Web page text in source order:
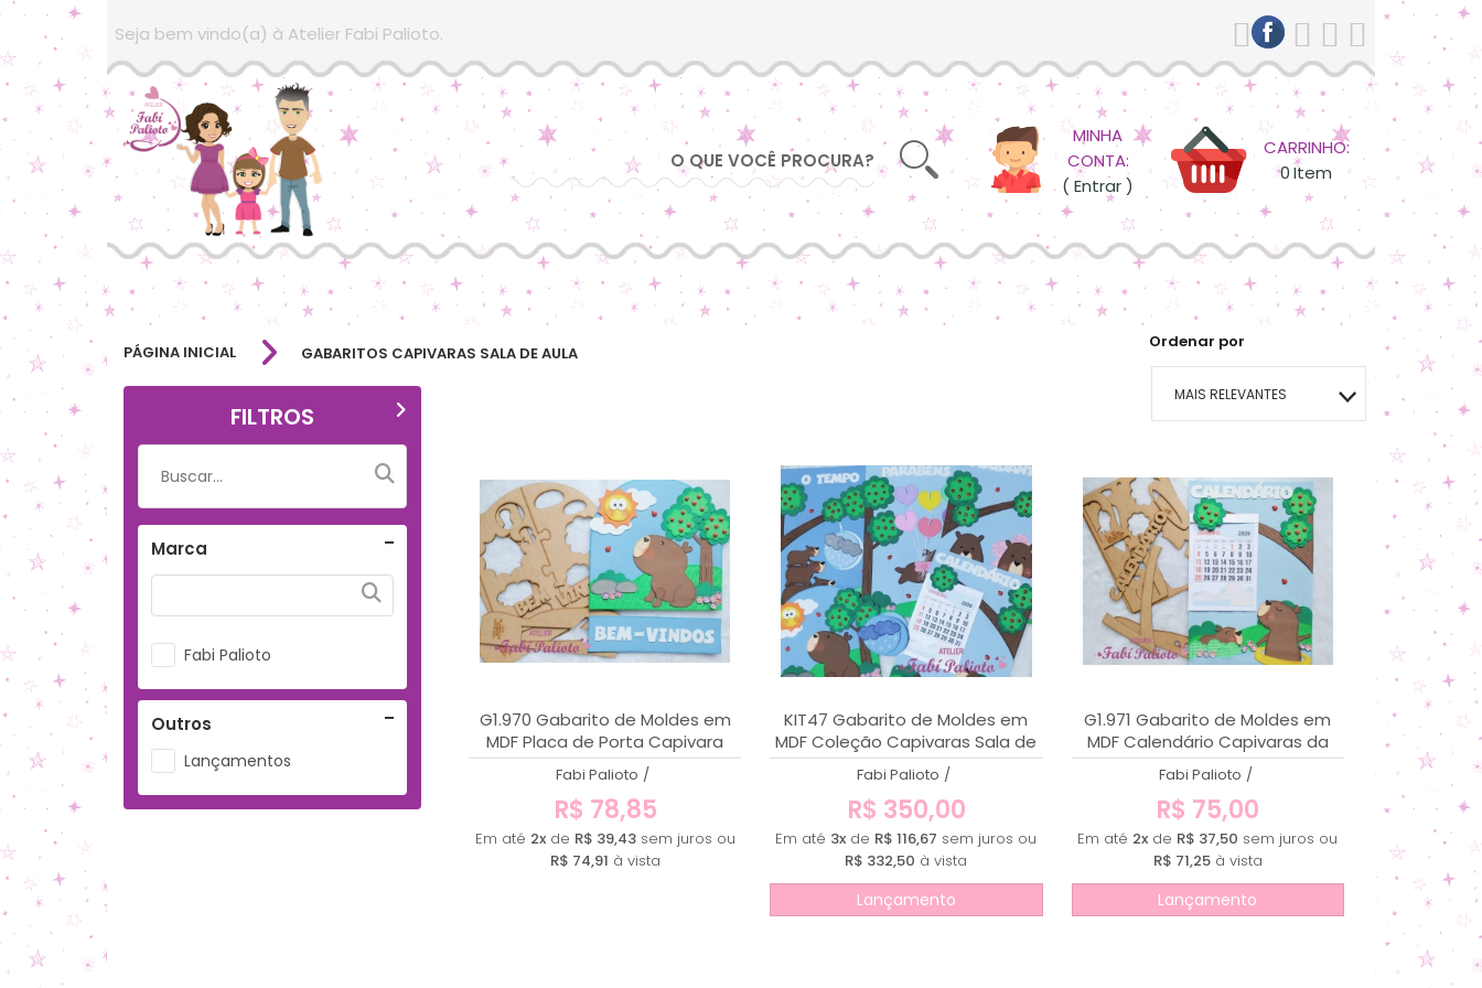
Seja bem vindo(a) à Atelier Fabi Palioto.
MINHA
CONTA:
( Entrar )
CARRINHO:
0Item
PÁGINA INICIAL GABARITOS CAPIVARAS SALA DE AULA
Ordenar por
MAIS RELEVANTES
MENOR PREÇO
MAIOR PREÇO
A - Z
FILTROS
Marca
Fabi Palioto
Outros
Lançamentos
G1.970 Gabarito de Moldes em
MDF Placa de Porta Capivara
Fofa
Fabi Palioto /
R$ 78,85
Em até 2xde R$ 39,43sem juros ou
R$ 74,91 à vista
KIT47 Gabarito de Moldes em
MDF Coleção Capivaras Sala de
Aula
Fabi Palioto /
R$ 350,00
Em até 3x de R$ 116,67 sem juros ou
R$ 332,50 à vista
Lançamento
G1.971 Gabarito de Moldes em
MDF Calendário Capivaras da
Alegria
Fabi Palioto /
R$ 75,00
Em até 2x de R$ 37,50 sem juros ou
R$ 71,25à vista
Lançamento